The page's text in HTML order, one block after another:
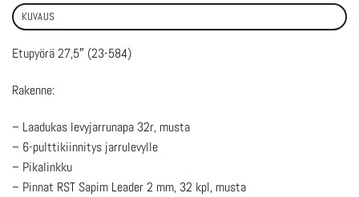
KUVAUS
Etupyörä 27,5″ (23-584)
Rakenne:
– Laadukas levyjarrunapa 32r, musta
– 6-pulttikiinnitys jarrulevylle
– Pikalinkku
– Pinnat RST Sapim Leader 2 mm, 32 kpl, musta